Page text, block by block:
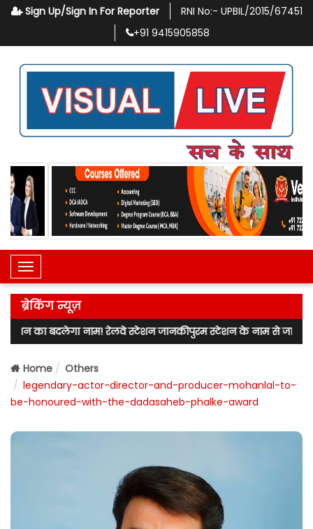
Sign Up/Sign In For Reporter RNI No:- UPBIL/2015/67451
+91 9415905858
Toggle Navigation
ब्रेकिंग न्यूज़
नाम! रेलवे स्टेशन जानकीपुरम स्टेशन के नाम से जाना जाएगा! लखनऊ
Home
Others
legendary-actor-director-and-producer-mohanlal-to-
be-honoured-with-the-dadasaheb-phalke-award